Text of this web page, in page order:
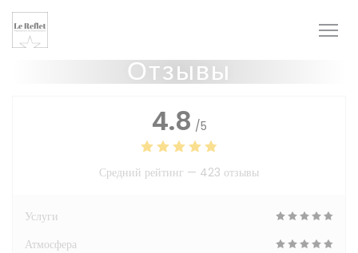
Панель управления cookies
Отзывы
4.8 /5
Средний рейтинг — 423 отзывы
Услуги
Атмосфера